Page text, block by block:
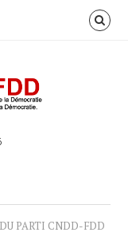
PARTI CNDD-FDD